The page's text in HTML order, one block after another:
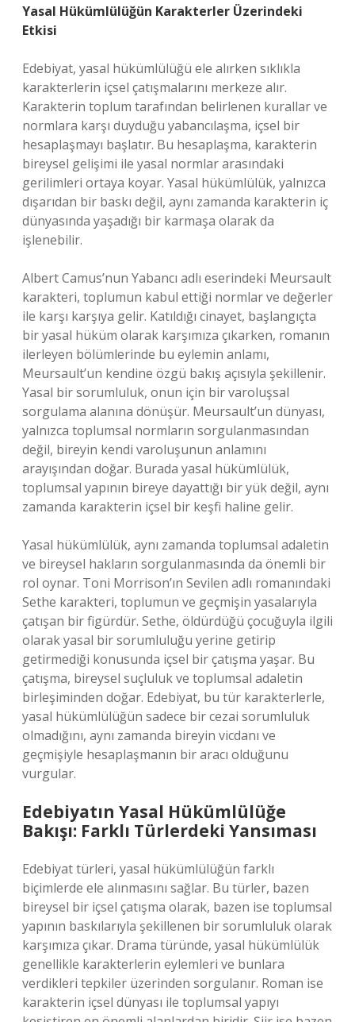
Yasal Hükümlülüğün Karakterler Üzerindeki
Etkisi
Edebiyat, yasal hükümlülüğü ele alırken sıklıkla
karakterlerin içsel çatışmalarını merkeze alır.
Karakterin toplum tarafından belirlenen kurallar ve
normlara karşı duyduğu yabancılaşma, içsel bir
hesaplaşmayı başlatır. Bu hesaplaşma, karakterin
bireysel gelişimi ile yasal normlar arasındaki
gerilimleri ortaya koyar. Yasal hükümlülük, yalnızca
dışarıdan bir baskı değil, aynı zamanda karakterin iç
dünyasında yaşadığı bir karmaşa olarak da
işlenebilir.
Albert Camus’nun Yabancı adlı eserindeki Meursault
karakteri, toplumun kabul ettiği normlar ve değerler
ile karşı karşıya gelir. Katıldığı cinayet, başlangıçta
bir yasal hüküm olarak karşımıza çıkarken, romanın
ilerleyen bölümlerinde bu eylemin anlamı,
Meursault’un kendine özgü bakış açısıyla şekillenir.
Yasal bir sorumluluk, onun için bir varoluşsal
sorgulama alanına dönüşür. Meursault’un dünyası,
yalnızca toplumsal normların sorgulanmasından
değil, bireyin kendi varoluşunun anlamını
arayışından doğar. Burada yasal hükümlülük,
toplumsal yapının bireye dayattığı bir yük değil, aynı
zamanda karakterin içsel bir keşfi haline gelir.
Yasal hükümlülük, aynı zamanda toplumsal adaletin
ve bireysel hakların sorgulanmasında da önemli bir
rol oynar. Toni Morrison’ın Sevilen adlı romanındaki
Sethe karakteri, toplumun ve geçmişin yasalarıyla
çatışan bir figürdür. Sethe, öldürdüğü çocuğuyla ilgili
olarak yasal bir sorumluluğu yerine getirip
getirmediği konusunda içsel bir çatışma yaşar. Bu
çatışma, bireysel suçluluk ve toplumsal adaletin
birleşiminden doğar. Edebiyat, bu tür karakterlerle,
yasal hükümlülüğün sadece bir cezai sorumluluk
olmadığını, aynı zamanda bireyin vicdanı ve
geçmişiyle hesaplaşmanın bir aracı olduğunu
vurgular.
Edebiyatın Yasal Hükümlülüğe
Bakışı: Farklı Türlerdeki Yansıması
Edebiyat türleri, yasal hükümlülüğün farklı
biçimlerde ele alınmasını sağlar. Bu türler, bazen
bireysel bir içsel çatışma olarak, bazen ise toplumsal
yapının baskılarıyla şekillenen bir sorumluluk olarak
karşımıza çıkar. Drama türünde, yasal hükümlülük
genellikle karakterlerin eylemleri ve bunlara
verdikleri tepkiler üzerinden sorgulanır. Roman ise
karakterin içsel dünyası ile toplumsal yapıyı